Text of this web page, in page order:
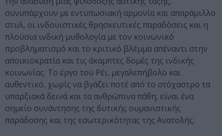
συνυπάρχουν με εντυπωσιακή αρμονία και απαράμιλλο
στυλ, οι ινδουιστικές θρησκευτικές παραδόσεις και η
πλούσια ινδική μυθολογία με τον κοινωνικό
προβληματισμό και το κριτικό βλέμμα απέναντι στην
αποικιοκρατία και τις άκαμπτες δομές της ινδικής
κοινωνίας. Το έργο του Ρέι, μεγαλεπήβολο και
αυθεντικό, χωρίς να βγάζει ποτέ από το στόχαστρο τα
υπαρξιακά δεινά και τα ανθρώπινα πάθη, είναι ένα
σημείο συνάντησης της δυτικής ουμανιστικής
παράδοσης και της εσωτερικότητας της Ανατολής.